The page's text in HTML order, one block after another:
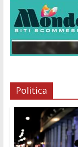
Politica